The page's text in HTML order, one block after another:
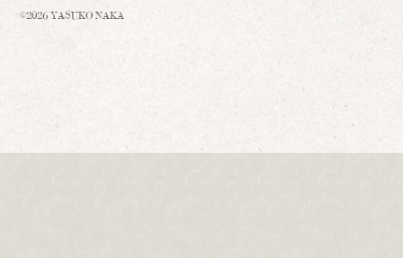
©2026 YASUKO NAKA